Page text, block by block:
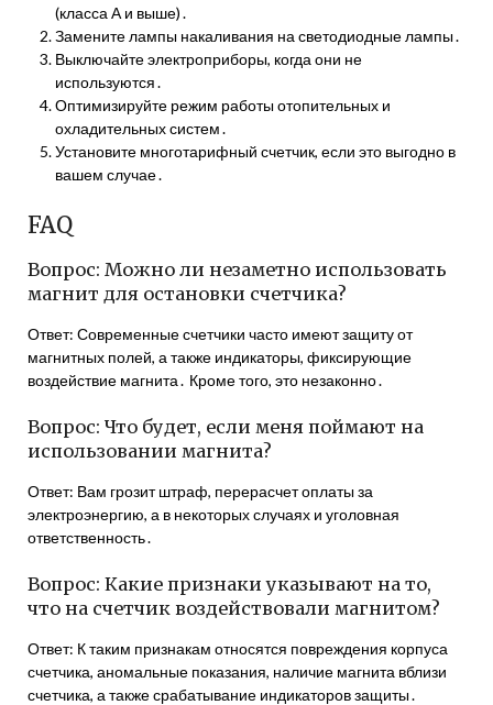
(класса А и выше)․
Замените лампы накаливания на светодиодные лампы․
Выключайте электроприборы, когда они не
используются․
Оптимизируйте режим работы отопительных и
охладительных систем․
Установите многотарифный счетчик, если это выгодно в
вашем случае․
FAQ
Вопрос: Можно ли незаметно использовать
магнит для остановки счетчика?
Ответ: Современные счетчики часто имеют защиту от
магнитных полей, а также индикаторы, фиксирующие
воздействие магнита․ Кроме того, это незаконно․
Вопрос: Что будет, если меня поймают на
использовании магнита?
Ответ: Вам грозит штраф, перерасчет оплаты за
электроэнергию, а в некоторых случаях и уголовная
ответственность․
Вопрос: Какие признаки указывают на то,
что на счетчик воздействовали магнитом?
Ответ: К таким признакам относятся повреждения корпуса
счетчика, аномальные показания, наличие магнита вблизи
счетчика, а также срабатывание индикаторов защиты․